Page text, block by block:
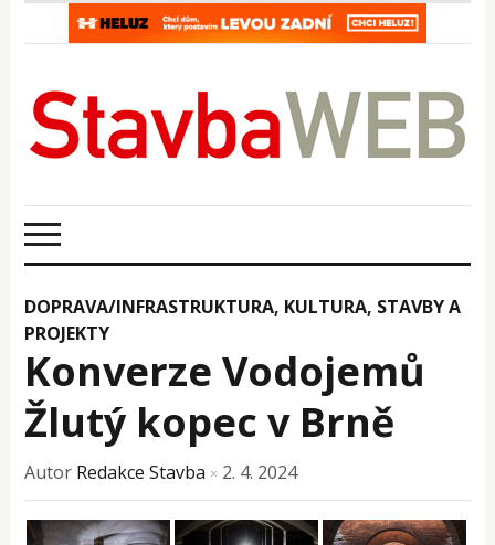
DOPRAVA/INFRASTRUKTURA, KULTURA, STAVBY A
PROJEKTY
Konverze Vodojemů
Žlutý kopec v Brně
Autor Redakce Stavba × 2. 4. 2024